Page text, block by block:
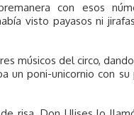
con esos
visto payasos ni
músicos del circo,
un poni-unicornio con su